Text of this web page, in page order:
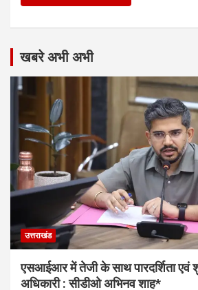
खबरे अभी अभी
उत्तराखंड
एसआईआर में तेजी के साथ पारदर्शिता एवं
अधिकारी : सीडीओ अभिनव शाह*